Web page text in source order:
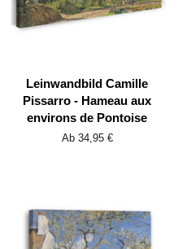
Leinwandbild Camille
Pissarro - Hameau aux
environs de Pontoise
Ab 34,95 €